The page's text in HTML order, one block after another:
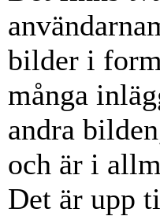
bilder i
många
andra
och är i
Det är upp